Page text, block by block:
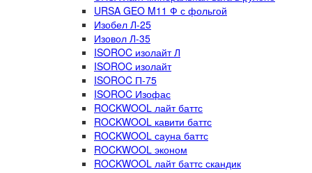
URSA GEO M11 Ф с фольгой
Изобел Л-25
Изовол Л-35
ISOROC изолайт Л
ISOROC изолайт
ISOROC П-75
ISOROC Изофас
ROCKWOOL лайт баттс
ROCKWOOL кавити баттс
ROCKWOOL сауна баттс
ROCKWOOL эконом
ROCKWOOL лайт баттс скандик